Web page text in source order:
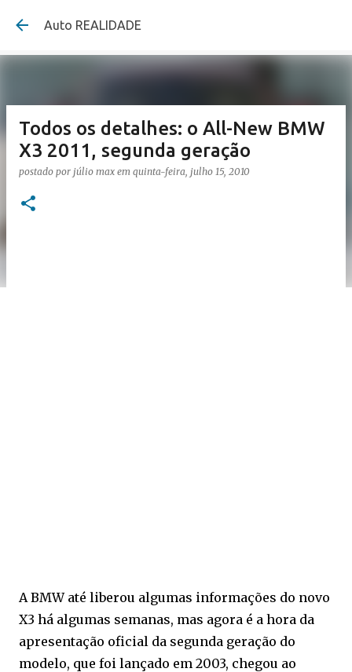
Auto REALIDADE
Todos os detalhes: o All-New BMW
X3 2011, segunda geração
postado por júlio max em quinta-feira, julho 15, 2010
A BMW até liberou algumas informações do novo
X3 há algumas semanas, mas agora é a hora da
apresentação oficial da segunda geração do
modelo, que foi lançado em 2003, chegou ao